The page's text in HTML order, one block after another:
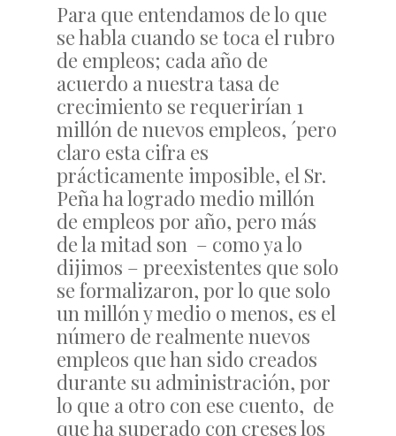
Para que entendamos de lo que
se habla cuando se toca el rubro
de empleos; cada año de
acuerdo a nuestra tasa de
crecimiento se requerirían 1
millón de nuevos empleos, ´pero
claro esta cifra es
prácticamente imposible, el Sr.
Peña ha logrado medio millón
de empleos por año, pero más
de la mitad son – como ya lo
dijimos – preexistentes que solo
se formalizaron, por lo que solo
un millón y medio o menos, es el
número de realmente nuevos
empleos que han sido creados
durante su administración, por
lo que a otro con ese cuento, de
que ha superado con creses los